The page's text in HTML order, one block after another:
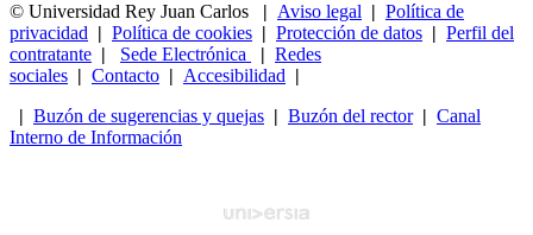
© Universidad Rey Juan Carlos
| Aviso legal | Política de
privacidad | Política de cookies | Protección de datos | Perfil del
contratante | Sede Electrónica | Redes
sociales | Contacto | Accesibilidad |
| Buzón de sugerencias y quejas | Buzón del rector| Canal
Interno de Información